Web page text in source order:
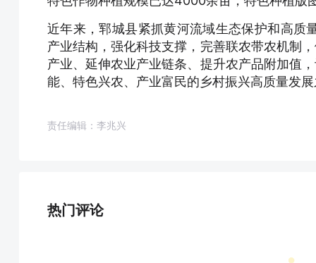
近年来，郓城县紧抓黄河流域生态保护和高质
产业结构，强化科技支撑，完善联农带农机制
产业、延伸农业产业链条、提升农产品附加值
能、特色兴农、产业富民的乡村振兴高质量发
责任编辑：李兆兴
热门评论